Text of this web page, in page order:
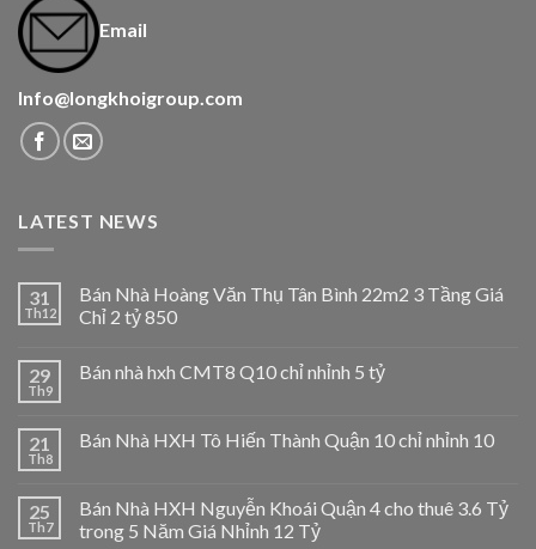
Email
Info@longkhoigroup.com
LATEST NEWS
31
Th12
Bán Nhà Hoàng Văn Thụ Tân Bình 22m2 3 Tầng Giá
Chỉ 2 tỷ 850
29
Th9
Bán nhà hxh CMT8 Q10 chỉ nhỉnh 5 tỷ
21
Th8
Bán Nhà HXH Tô Hiến Thành Quận 10 chỉ nhỉnh 10
25
Th7
Bán Nhà HXH Nguyễn Khoái Quận 4 cho thuê 3.6 Tỷ
trong 5 Năm Giá Nhỉnh 12 Tỷ